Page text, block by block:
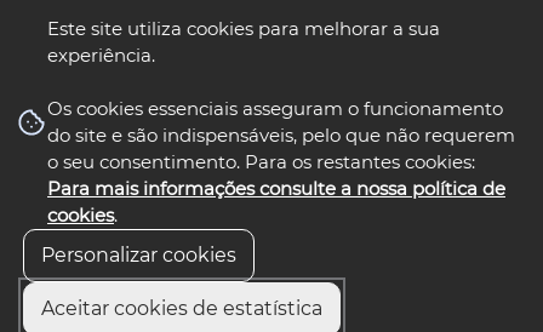
Este site utiliza cookies para melhorar a sua
experiência.
Os cookies essenciais asseguram o funcionamento
do site e são indispensáveis, pelo que não requerem
o seu consentimento. Para os restantes cookies:
Para mais informações consulte a nossa política de
cookies.
Personalizar cookies
Aceitar cookies de estatística
nos select language